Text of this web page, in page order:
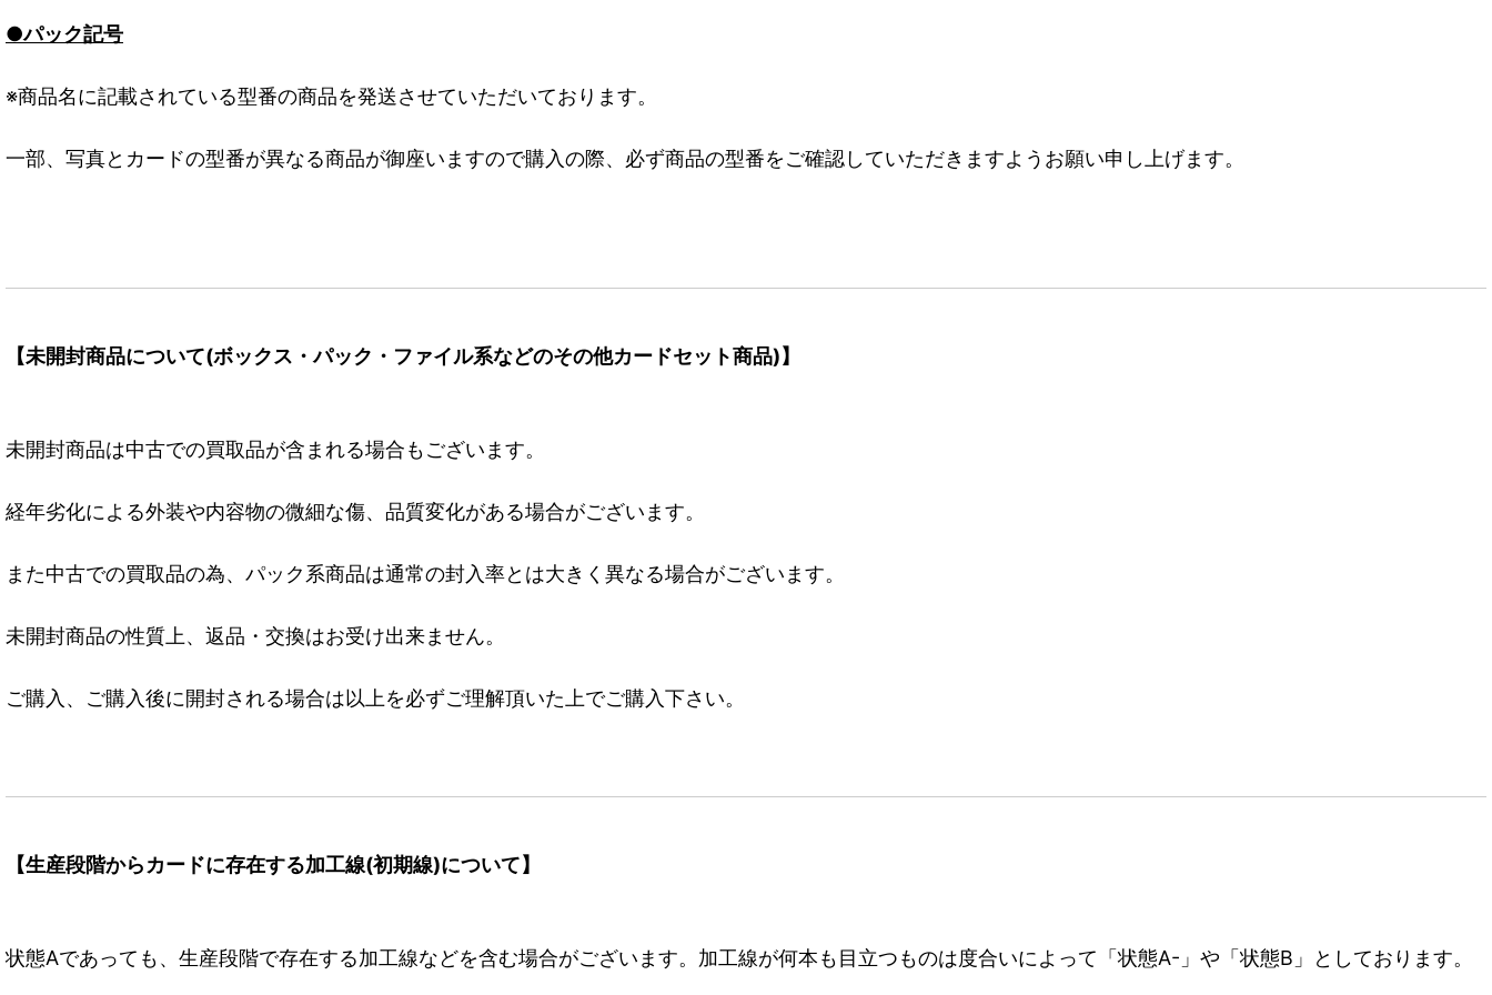
●パック記号
※商品名に記載されている型番の商品を発送させていただいております。
一部、写真とカードの型番が異なる商品が御座いますので購入の際、必ず商品の型番をご確認していただきますようお願い申し上げます。
【未開封商品について(ボックス・パック・ファイル系などのその他カードセット商品)】
未開封商品は中古での買取品が含まれる場合もございます。
経年劣化による外装や内容物の微細な傷、品質変化がある場合がございます。
また中古での買取品の為、パック系商品は通常の封入率とは大きく異なる場合がございます。
未開封商品の性質上、返品・交換はお受け出来ません。
ご購入、ご購入後に開封される場合は以上を必ずご理解頂いた上でご購入下さい。
【生産段階からカードに存在する加工線(初期線)について】
状態Aであっても、生産段階で存在する加工線などを含む場合がございます。加工線が何本も目立つものは度合いによって「状態A-」や「状態B」としております。